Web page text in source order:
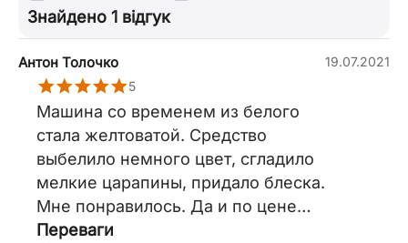
Знайдено 1 відгук
Антон Толочко
19.07.2021
5
Машина со временем из белого
стала желтоватой. Средство
выбелило немного цвет, сгладило
мелкие царапины, придало блеска.
Мне понравилось. Да и по цене
отличной.
Переваги